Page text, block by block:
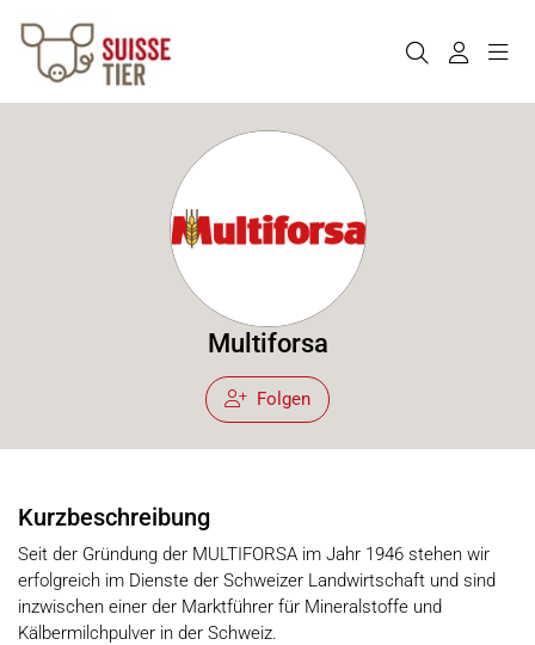
Multiforsa
Folgen
Kurzbeschreibung
Seit der Gründung der MULTIFORSA im Jahr 1946 stehen wir
erfolgreich im Dienste der Schweizer Landwirtschaft und sind
inzwischen einer der Marktführer für Mineralstoffe und
Kälbermilchpulver in der Schweiz.